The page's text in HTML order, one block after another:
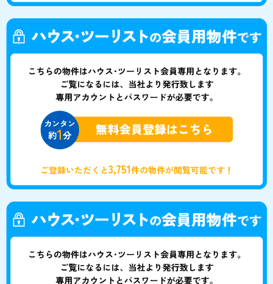
ご登録いただくと3,751件の物件が閲覧可能です！